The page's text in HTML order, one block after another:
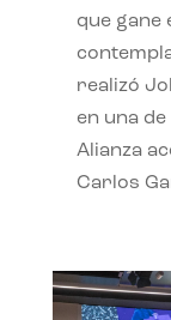
que gane
realizó
en una
Alianza
Carlos